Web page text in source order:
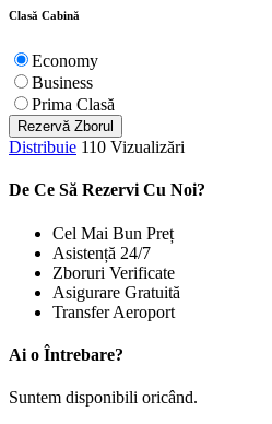
Clasă Cabină
Economy
Business
Prima Clasă
Rezervă Zborul
Distribuie 110 Vizualizări
De Ce Să Rezervi Cu Noi?
Cel Mai Bun Preț
Asistență 24/7
Zboruri Verificate
Asigurare Gratuită
Transfer Aeroport
Ai o Întrebare?
Suntem disponibili oricând.